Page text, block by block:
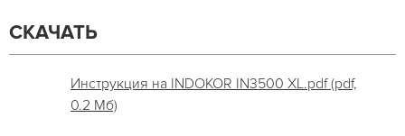
СКАЧАТЬ
Инструкция на INDOKOR IN3500 XL.pdf (pdf,
0.2 Мб)